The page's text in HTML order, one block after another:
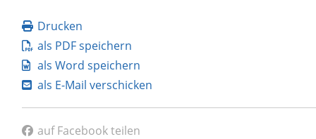
Drucken
als PDF speichern
als Word speichern
als E-Mail verschicken
auf Facebook teilen